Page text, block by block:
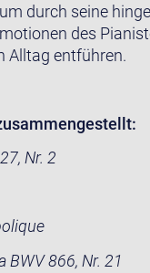
durch seine
des
Alltag entführen.
Nr. 2
BWV 866, Nr. 21